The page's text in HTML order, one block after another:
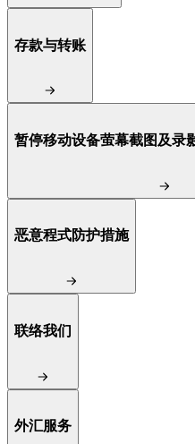
存款与转账
暂停移动设备萤幕截图及录
恶意程式防护措施
联络我们
外汇服务